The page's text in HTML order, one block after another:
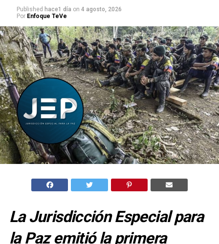
Published hace1 día on 4 agosto, 2026
Por Enfoque TeVe
La Jurisdicción Especial para
la Paz emitió la primera